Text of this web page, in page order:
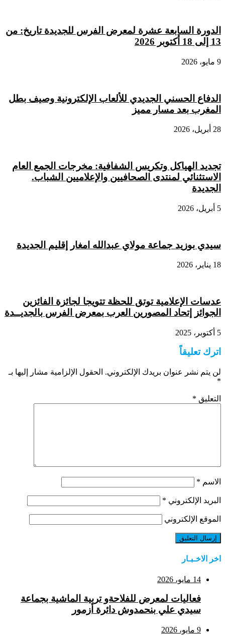
الدورة السابعة عشرة لمعرض الفرس للجديدة تاريخ: من
13 إلى 18 أكتوبر 2026
9 مايو، 2026
الدفاع الحسني الجديدي للألعاب الإلكترونية وصيف بطل
المغرب بعد مسار مميز
28 أبريل، 2026
تجديد الهياكل وتكريس الشفافية: مخرجات الجمع العام
الاستثنائي لمنتدى الصحافيين والإعلاميين الشباب.
الجديدة
5 أبريل، 2026
سيدي بوزيد جماعة مولاي عبدالله امغار إقليم الجديدة
18 يناير، 2026
عدسات الإعلامية توتق للحظة تتويجا لجائزة الفائزين
الجوائز إتحاد المصورين العرب بمعرض الفرس بالجديــدة
5 أكتوبر، 2025
اترك تعليقاً
لن يتم نشر عنوان بريدك الإلكتروني. الحقول الإلزامية مشار إليها بـ
*
التعليق *
الاسم *
البريد الإلكتروني *
الموقع الإلكتروني
اخر الاخـبـار
14 مايو، 2026
فعاليات لمعرض للفلاحةو تربية الماشية بجماعة
سيدي علي بنحمدوش دائرة أزمور
9 مايو، 2026